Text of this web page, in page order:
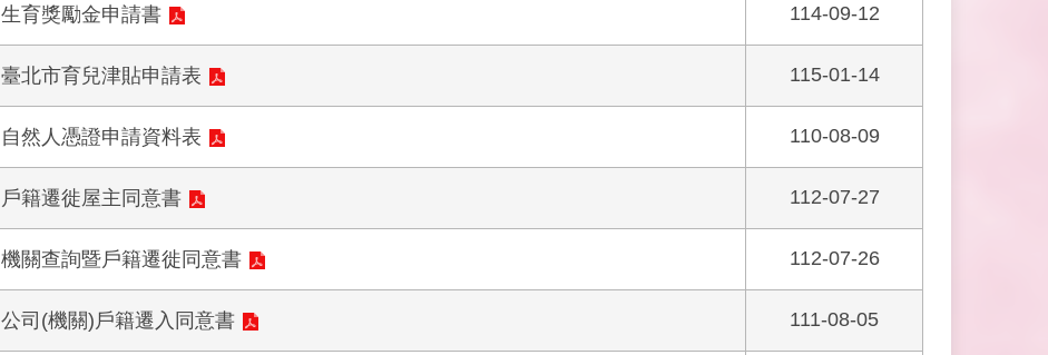
生育獎勵金申請書 114-09-12
臺北市育兒津貼申請表 115-01-14
自然人憑證申請資料表 110-08-09
戶籍遷徙屋主同意書 112-07-27
機關查詢暨戶籍遷徙同意書 112-07-26
公司(機關)戶籍遷入同意書 111-08-05